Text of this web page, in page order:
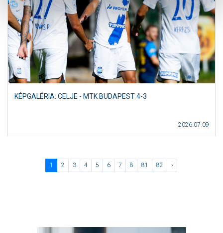
KÉPGALÉRIA: CELJE - MTK BUDAPEST 4-3
2026.07.09
1 2 3 4 5 6 7 8 81 82 ›